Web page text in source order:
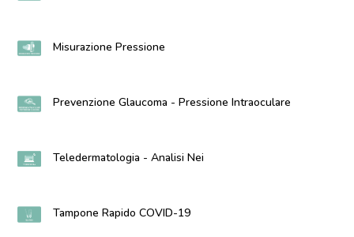
Misurazione Pressione
Prevenzione Glaucoma - Pressione Intraoculare
Teledermatologia - Analisi Nei
Tampone Rapido COVID-19